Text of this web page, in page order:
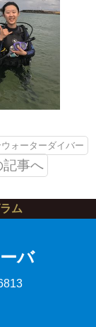
ォーターダイバー
記事へ
ム
バ